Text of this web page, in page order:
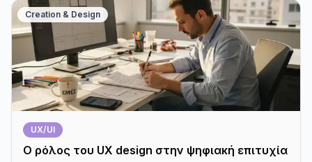
Creation & Design
UX/UI
Ο ρόλος του UX design στην ψηφιακή επιτυχία